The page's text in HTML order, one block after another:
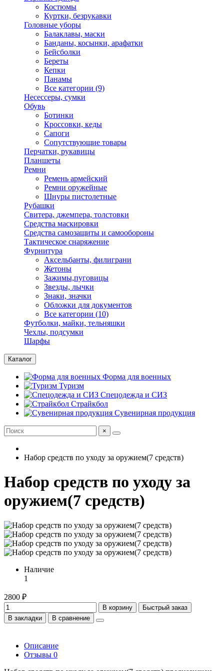
Костюмы
Куртки, безрукавки
Головные уборы
Балаклавы, маски
Банданы, косынки, арафатки
Бейсболки
Береты
Кепки
Панамы
Все категории (9)
Несессеры, сумки
Обувь
Ботинки
Кроссовки, кеды
Сапоги
Сопутствующие товары
Перчатки, рукавицы
Планшеты
Ремни
Ремень армейский
Ремни оружейные
Шнуры пистолетные
Рубашки
Свитера, джемпера, толстовки
Средства маскировки
Средства самозащиты и самообороны
Тактическое снаряжение
Фурнитура
Аксельбанты, филиграни
Жетоны
Зажимы,пуговицы
Звезды, лычки
Знаки, значки
Обложки для документов
Все категории (10)
Футболки, майки, тельняшки
Чехлы, подсумки
Шарфы
Каталог
Форма для военных
Туризм
Спецодежда и СИЗ
Страйкбол
Сувенирная продукция
×
Набор средств по уходу за оружием(7 средств)
Набор средств по уходу за
оружием(7 средств)
Наличие
1
2800 ₽
В корзину
Быстрый заказ
В закладки
В сравнение
Описание
Отзывы 0